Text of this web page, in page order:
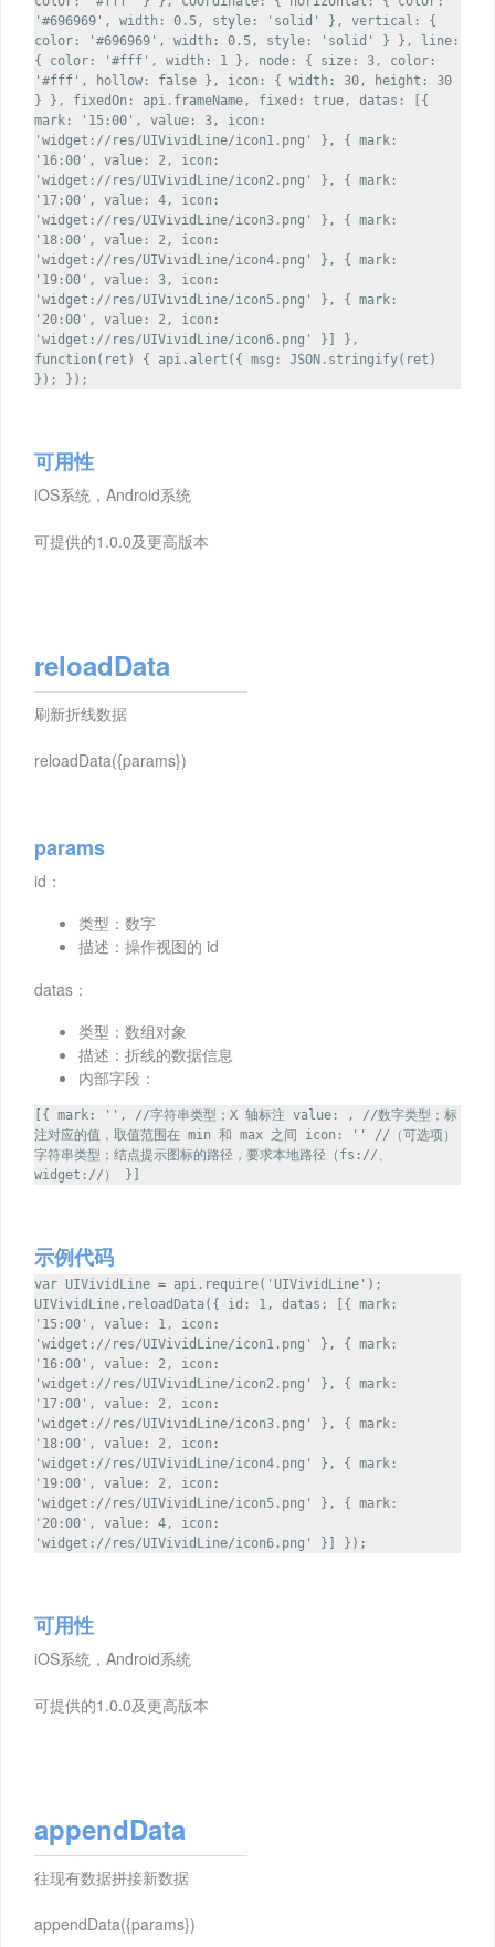
'#696969', width: 0.5, style: 'solid' }, vertical: {
color: '#696969', width: 0.5, style: 'solid' } }, line:
{ color: '#fff', width: 1 }, node: { size: 3, color:
'#fff', hollow: false }, icon: { width: 30, height: 30
} }, fixedOn: api.frameName, fixed: true, datas: [{
mark: '15:00', value: 3, icon:
'widget://res/UIVividLine/icon1.png' }, { mark:
'16:00', value: 2, icon:
'widget://res/UIVividLine/icon2.png' }, { mark:
'17:00', value: 4, icon:
'widget://res/UIVividLine/icon3.png' }, { mark:
'18:00', value: 2, icon:
'widget://res/UIVividLine/icon4.png' }, { mark:
'19:00', value: 3, icon:
'widget://res/UIVividLine/icon5.png' }, { mark:
'20:00', value: 2, icon:
'widget://res/UIVividLine/icon6.png' }] },
function(ret) { api.alert({ msg: JSON.stringify(ret)
}); });
可用性
iOS系统，Android系统
可提供的1.0.0及更高版本
reloadData
刷新折线数据
reloadData({params})
params
id：
类型：数字
描述：操作视图的 id
datas：
类型：数组对象
描述：折线的数据信息
内部字段：
[{ mark: '', //字符串类型；X 轴标注 value: , //数字类型；标
注对应的值，取值范围在 min 和 max 之间 icon: '' //（可选项）
字符串类型；结点提示图标的路径，要求本地路径（fs://、
widget://） }]
示例代码
var UIVividLine = api.require('UIVividLine');
UIVividLine.reloadData({ id: 1, datas: [{ mark:
'15:00', value: 1, icon:
'widget://res/UIVividLine/icon1.png' }, { mark:
'16:00', value: 2, icon:
'widget://res/UIVividLine/icon2.png' }, { mark:
'17:00', value: 2, icon:
'widget://res/UIVividLine/icon3.png' }, { mark:
'18:00', value: 2, icon:
'widget://res/UIVividLine/icon4.png' }, { mark:
'19:00', value: 2, icon:
'widget://res/UIVividLine/icon5.png' }, { mark:
'20:00', value: 4, icon:
'widget://res/UIVividLine/icon6.png' }] });
可用性
iOS系统，Android系统
可提供的1.0.0及更高版本
appendData
往现有数据拼接新数据
appendData({params})